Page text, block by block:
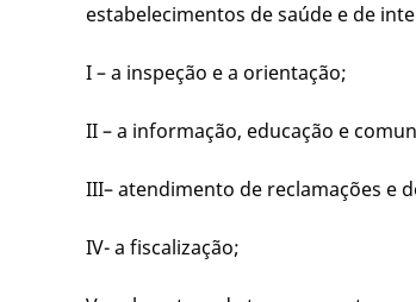
estabelecimentos de saúde e de
I – a inspeção e a orientação;
II – a informação, educação e
III– atendimento de reclamações e
IV- a fiscalização;